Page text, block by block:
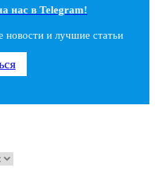
наc в Telegram!
новости и лучшие статьи